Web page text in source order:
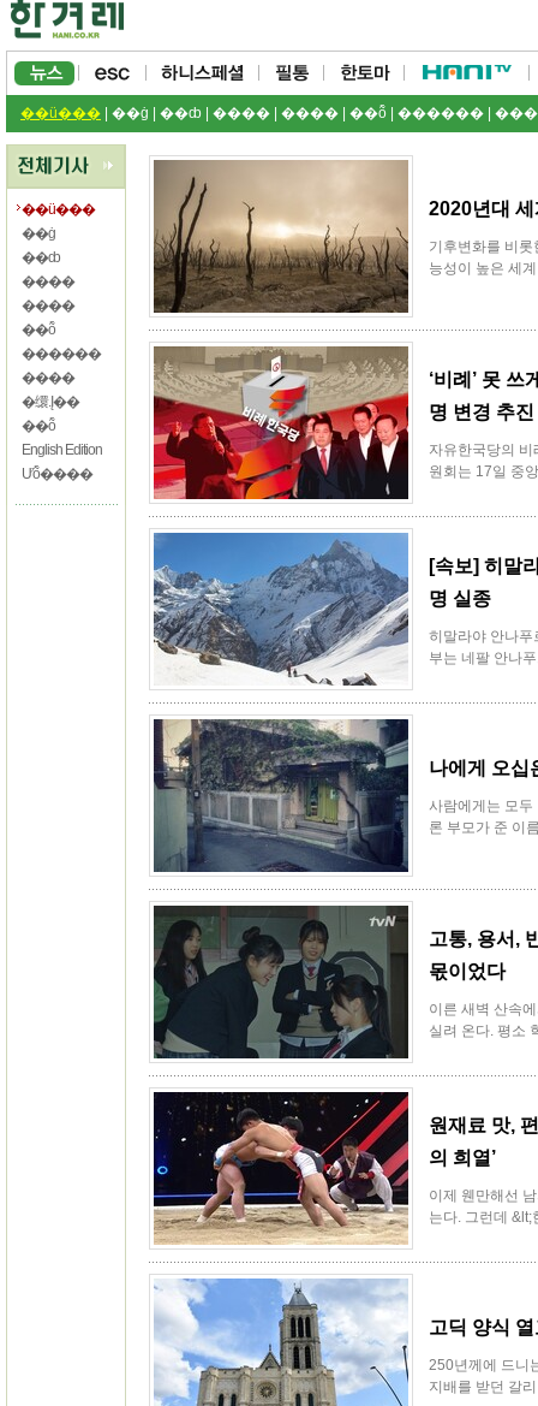
��ü��� ��ġ ��ȸ ���� ���� ��ȭ ������
��ü���
��ġ
��ȸ
����
����
��ȭ
������
����
�缳.Į��
��ȭ
English Edition
Ưȭ����
2020년대 세
기후변화를 비
능성이 높은 세
‘비례’ 못 쓰
명 변경 추진
자유한국당의
원회는 17일 중
[속보] 히말
명 실종
히말라야 안나푸
부는 네팔 안나
나에게 오십
사람에게는 모
론 부모가 준 이
고통, 용서,
몫이었다
이른 새벽 산속
실려 온다. 평소
원재료 맛,
의 희열’
이제 웬만해선
는다. 그런데
고딕 양식
250년께에 드니
지배를 받던 갈